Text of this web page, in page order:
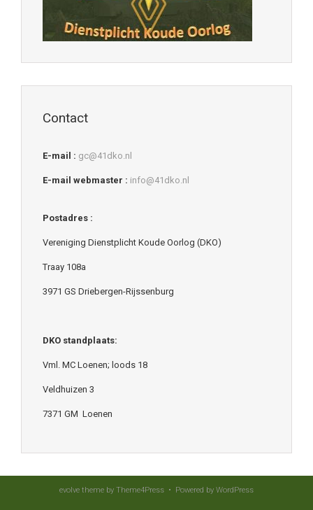
Contact
E-mail : gc@41dko.nl
E-mail webmaster : info@41dko.nl
Postadres :
Vereniging Dienstplicht Koude Oorlog (DKO)
Traay 108a
3971 GS Driebergen-Rijssenburg
DKO standplaats:
Vml. MC Loenen; loods 18
Veldhuizen 3
7371 GM Loenen
evolve theme by Theme4Press • Powered by WordPress